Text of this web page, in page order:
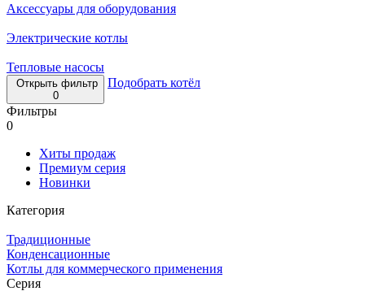
Аксессуары для оборудования
Электрические котлы
Тепловые насосы
Открыть фильтр
0
Подобрать котёл
Фильтры
0
Хиты продаж
Премиум серия
Новинки
Категория
Традиционные
Конденсационные
Котлы для коммерческого применения
Серия